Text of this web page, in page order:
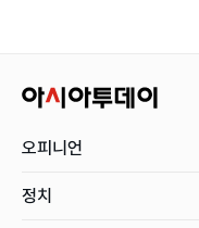
오피니언
정치